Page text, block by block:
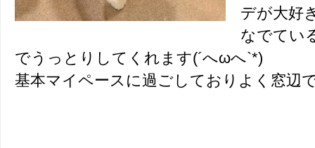
デが大好
なでてい
でうっとりしてくれます(´へωへ`*)
基本マイペースに過ごしておりよく窓辺